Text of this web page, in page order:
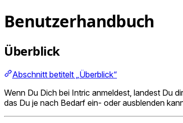
Benutzerhandbuch
Überblick
Abschnitt betitelt „Überblick“
Wenn Du Dich bei Intric anmeldest, landest Du
das Du je nach Bedarf ein- oder ausblenden